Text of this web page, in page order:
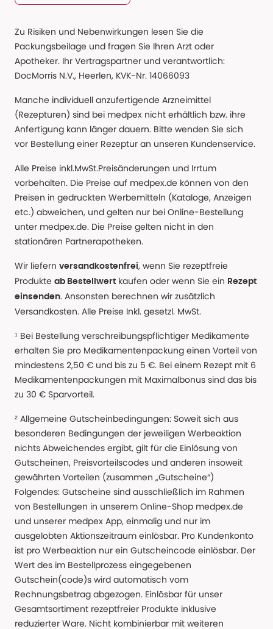
Zu Risiken und Nebenwirkungen lesen Sie die
Packungsbeilage und fragen Sie Ihren Arzt oder
Apotheker. Ihr Vertragspartner und verantwortlich:
DocMorris N.V., Heerlen, KVK-Nr. 14066093
Manche individuell anzufertigende Arzneimittel
(Rezepturen) sind bei medpex nicht erhältlich bzw. ihre
Anfertigung kann länger dauern. Bitte wenden Sie sich
vor Bestellung einer Rezeptur an unseren Kundenservice.
Alle Preise inkl.MwSt.Preisänderungen und Irrtum
vorbehalten. Die Preise auf medpex.de können von den
Preisen in gedruckten Werbemitteln (Kataloge, Anzeigen
etc.) abweichen, und gelten nur bei Online-Bestellung
unter medpex.de. Die Preise gelten nicht in den
stationären Partnerapotheken.
Wir liefern versandkostenfrei, wenn Sie rezeptfreie
Produkte ab Bestellwert kaufen oder wenn Sie ein Rezept
einsenden. Ansonsten berechnen wir zusätzlich
Versandkosten. Alle Preise Inkl. gesetzl. MwSt.
¹ Bei Bestellung verschreibungspflichtiger Medikamente
erhalten Sie pro Medikamentenpackung einen Vorteil von
mindestens 2,50 € und bis zu 5 €. Bei einem Rezept mit 6
Medikamentenpackungen mit Maximalbonus sind das bis
zu 30 € Sparvorteil.
² Allgemeine Gutscheinbedingungen: Soweit sich aus
besonderen Bedingungen der jeweiligen Werbeaktion
nichts Abweichendes ergibt, gilt für die Einlösung von
Gutscheinen, Preisvorteilscodes und anderen insoweit
gewährten Vorteilen (zusammen „Gutscheine“)
Folgendes: Gutscheine sind ausschließlich im Rahmen
von Bestellungen in unserem Online-Shop medpex.de
und unserer medpex App, einmalig und nur im
ausgelobten Aktionszeitraum einlösbar. Pro Kundenkonto
ist pro Werbeaktion nur ein Gutscheincode einlösbar. Der
Wert des im Bestellprozess eingegebenen
Gutschein(code)s wird automatisch vom
Rechnungsbetrag abgezogen. Einlösbar für unser
Gesamtsortiment rezeptfreier Produkte inklusive
reduzierter Ware. Nicht kombinierbar mit weiteren